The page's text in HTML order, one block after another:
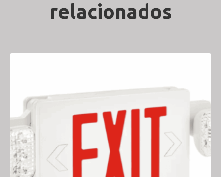
relacionados